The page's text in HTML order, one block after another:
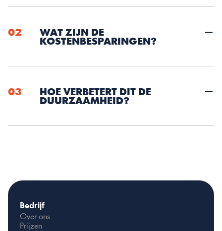
02
WAT ZIJN DE
KOSTENBESPARINGEN?
03
HOE VERBETERT DIT DE
DUURZAAMHEID?
Bedrijf
Over ons
Prijzen